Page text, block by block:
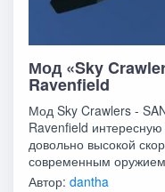
Мод «Sky
Ravenfield
Мод Sky Crawlers -
Ravenfield
довольно высокой
современным оружием
Автор:dantha